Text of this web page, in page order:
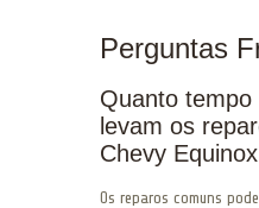
Perguntas
Quanto
levam os
Chevy
Os reparos comuns